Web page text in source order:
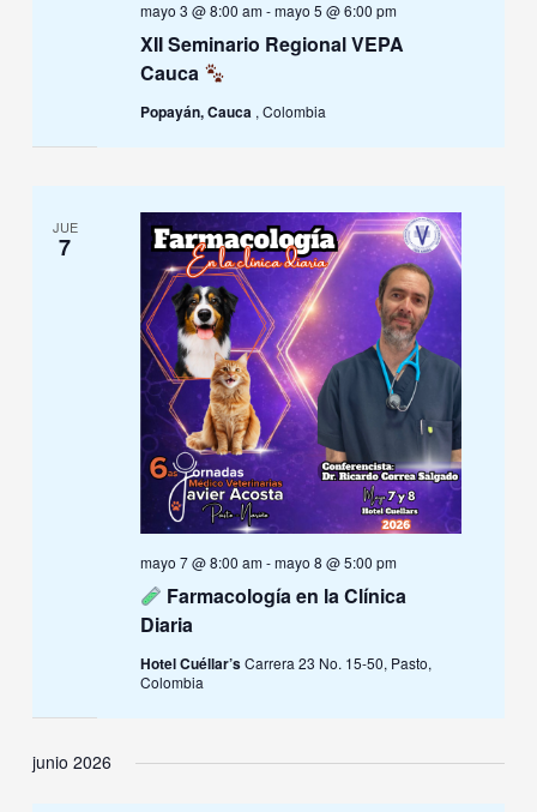
XII Seminario Regional VEPA
Cauca
mayo 3 @ 8:00 am-mayo 5 @ 6:00 pm
Popayán, Cauca , Colombia
JUE
7
Farmacología en la Clínica
Diaria
mayo 7 @ 8:00 am-mayo 8 @ 5:00 pm
Hotel Cuéllar’sCarrera 23 No. 15-50, Pasto,
Colombia
junio 2026